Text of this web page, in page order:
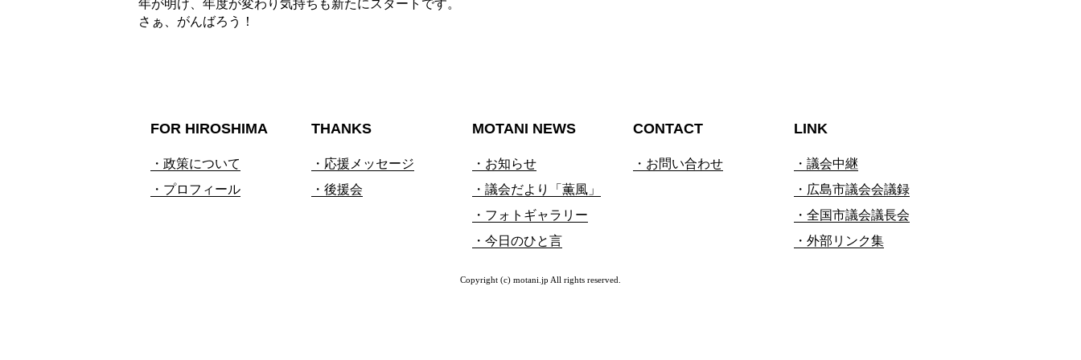
年が明け、年度が変わり気持ちも新たにスタートです。
さぁ、がんばろう！
FOR HIROSHIMA
・政策について
・プロフィール
THANKS
・応援メッセージ
・後援会
MOTANI NEWS
・お知らせ
・議会だより「薫風」
・フォトギャラリー
・今日のひと言
CONTACT
・お問い合わせ
LINK
・議会中継
・広島市議会会議録
・全国市議会議長会
・外部リンク集
Copyright (c) motani.jp All rights reserved.